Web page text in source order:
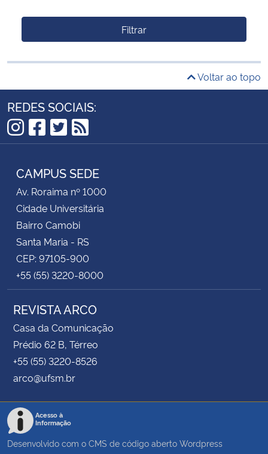
Filtrar
Voltar ao topo
REDES SOCIAIS:
Instagram
Facebook
Twitter
RSS
CAMPUS SEDE
Av. Roraima nº 1000
Cidade Universitária
Bairro Camobi
Santa Maria - RS
CEP: 97105-900
+55 (55) 3220-8000
REVISTA ARCO
Casa da Comunicação
Prédio 62 B, Térreo
+55 (55) 3220-8526
arco@ufsm.br
Acesso à
Informação
Desenvolvido com o CMS de código aberto Wordpress